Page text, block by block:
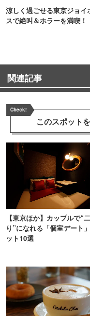
涼しく過ごせる東京ジョイ
スで絶叫＆ホラーを満喫！
関連記事
Check!
このスポット
【東京ほか】カップルで“
り”になれる「個室デート
ット10選